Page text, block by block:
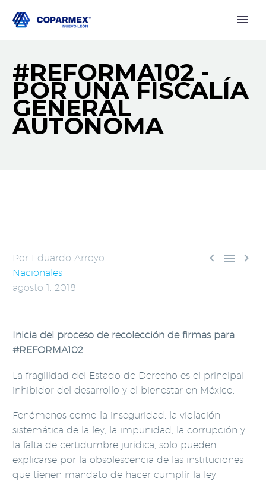
#REFORMA102 -
POR UNA FISCALÍA
GENERAL
AUTÓNOMA
  
Por Eduardo Arroyo
Nacionales
agosto 1, 2018
Inicia del proceso de recolección de firmas para
#REFORMA102
La fragilidad del Estado de Derecho es el principal
inhibidor del desarrollo y el bienestar en México.
Fenómenos como la inseguridad, la violación
sistemática de la ley, la impunidad, la corrupción y
la falta de certidumbre jurídica, solo pueden
explicarse por la obsolescencia de las instituciones
que tienen mandato de hacer cumplir la ley.